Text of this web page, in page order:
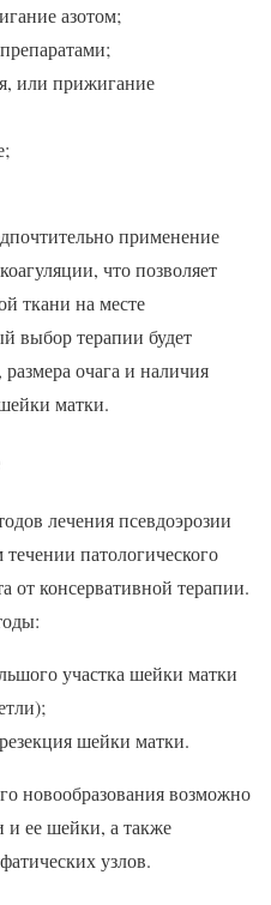
азотом;
или прижигание
применение
что позволяет
ткани на месте
выбор терапии будет
очага и наличия
матки.
лечения псевдоэрозии
патологического
от консервативной терапии.
участка шейки матки
шейки матки.
новообразования возможно
и ее шейки, а также
узлов.